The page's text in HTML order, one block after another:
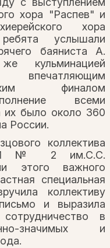
хора "Распев" и
хора
услышали
баяниста А.
кульминацией
финалом
всеми
их было около 360
России.
коллектива
№ 2 им.С.С.
этого важного
специальная
коллективу
и выразила
в
значимых и